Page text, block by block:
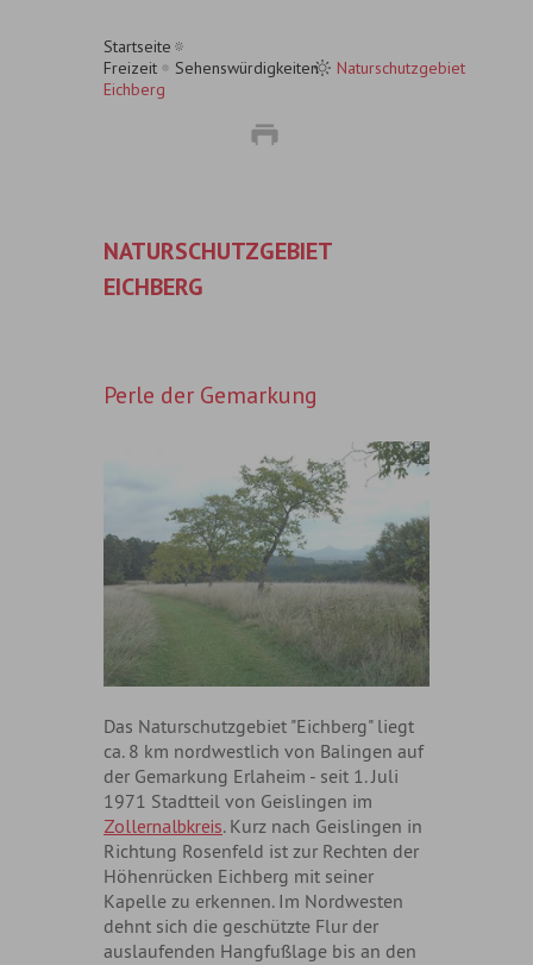
Startseite
Freizeit
Sehenswürdigkeiten
Naturschutzgebiet
Eichberg
NATURSCHUTZGEBIET
EICHBERG
Perle der Gemarkung
Das Naturschutzgebiet "Eichberg" liegt
ca. 8 km nordwestlich von Balingen auf
der Gemarkung Erlaheim - seit 1. Juli
1971 Stadtteil von Geislingen im
Zollernalbkreis. Kurz nach Geislingen in
Richtung Rosenfeld ist zur Rechten der
Höhenrücken Eichberg mit seiner
Kapelle zu erkennen. Im Nordwesten
dehnt sich die geschützte Flur der
auslaufenden Hangfußlage bis an den